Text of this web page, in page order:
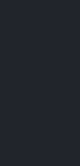
ومتعدد اللغات